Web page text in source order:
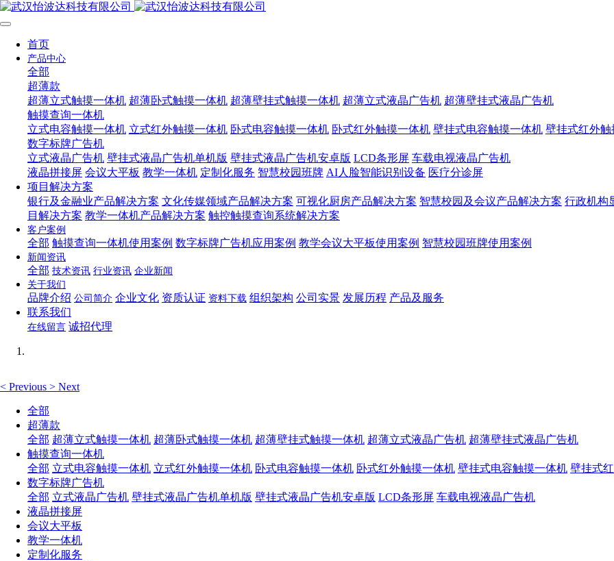
首页
产品中心
全部
超薄款
超薄立式触摸一体机 超薄卧式触摸一体机 超薄壁挂式触摸一体机 超薄立式液晶广告机 超薄壁挂式液晶广告机
触摸查询一体机
立式电容触摸一体机 立式红外触摸一体机 卧式电容触摸一体机 卧式红外触摸一体机 壁挂式电容触摸一体机 壁挂式红外触
数字标牌广告机
立式液晶广告机 壁挂式液晶广告机单机版 壁挂式液晶广告机安卓版 LCD条形屏 车载电视液晶广告机
液晶拼接屏 会议大平板 教学一体机 定制化服务 智慧校园班牌 AI人脸智能识别设备 医疗分诊屏
项目解决方案
银行及金融业产品解决方案 文化传媒领域产品解决方案 可视化厨房产品解决方案 智慧校园及会议产品解决方案 行政机构
目解决方案 教学一体机产品解决方案 触控触摸查询系统解决方案
客户案例
全部 触摸查询一体机使用案例 数字标牌广告机应用案例 教学会议大平板使用案例 智慧校园班牌使用案例
新闻资讯
全部 技术资讯 行业资讯 企业新闻
关于我们
品牌介绍 公司简介 企业文化 资质认证 资料下载 组织架构 公司实景 发展历程 产品及服务
联系我们
在线留言 诚招代理
< Previous > Next
全部
超薄款
全部 超薄立式触摸一体机 超薄卧式触摸一体机 超薄壁挂式触摸一体机 超薄立式液晶广告机 超薄壁挂式液晶广告机
触摸查询一体机
全部 立式电容触摸一体机 立式红外触摸一体机 卧式电容触摸一体机 卧式红外触摸一体机 壁挂式电容触摸一体机 壁挂式
数字标牌广告机
全部 立式液晶广告机 壁挂式液晶广告机单机版 壁挂式液晶广告机安卓版 LCD条形屏 车载电视液晶广告机
液晶拼接屏
会议大平板
教学一体机
定制化服务